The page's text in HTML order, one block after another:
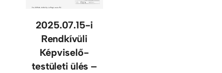
2025.07.15-i
Rendkívüli
Képviselő-
testületi ülés –